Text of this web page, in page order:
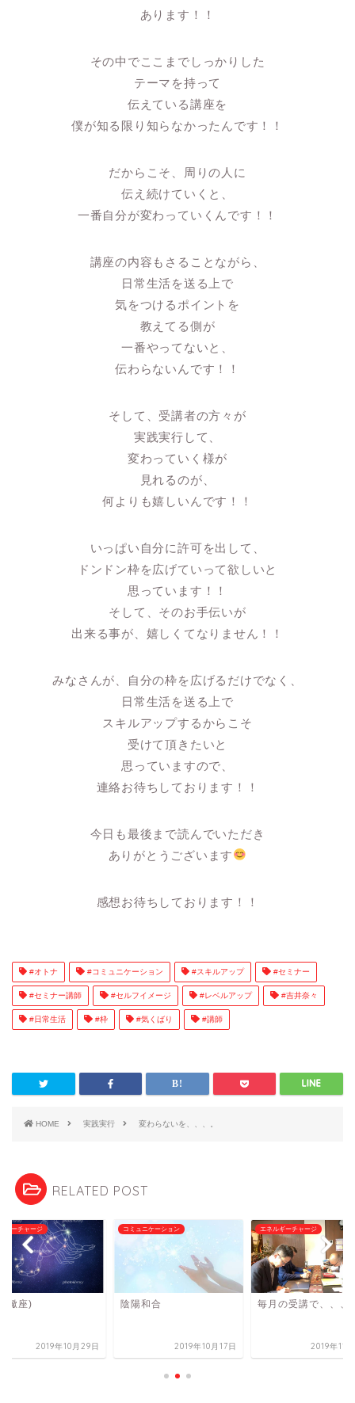
あります！！
その中でここまでしっかりした
テーマを持って
伝えている講座を
僕が知る限り知らなかったんです！！
だからこそ、周りの人に
伝え続けていくと、
一番自分が変わっていくんです！！
講座の内容もさることながら、
日常生活を送る上で
気をつけるポイントを
教えてる側が
一番やってないと、
伝わらないんです！！
そして、受講者の方々が
実践実行して、
変わっていく様が
見れるのが、
何よりも嬉しいんです！！
いっぱい自分に許可を出して、
ドンドン枠を広げていって欲しいと
思っています！！
そして、そのお手伝いが
出来る事が、嬉しくてなりません！！
みなさんが、自分の枠を広げるだけでなく、
日常生活を送る上で
スキルアップするからこそ
受けて頂きたいと
思っていますので、
連絡お待ちしております！！
今日も最後まで読んでいただき
ありがとうございます
感想お待ちしております！！
#オトナ #コミュニケーション #スキルアップ #セミナー
#セミナー講師 #セルフイメージ #レベルアップ #吉井奈々
#日常生活 #枠 #気くばり #講師
HOME 実践実行 変わらないを、、、。
RELATED POST
ギーチャージ
(蠍座)
2019年10月29日
コミュニケーション
陰陽和合
2019年10月17日
エネルギーチャージ
毎月の受講で、、、
2019年11